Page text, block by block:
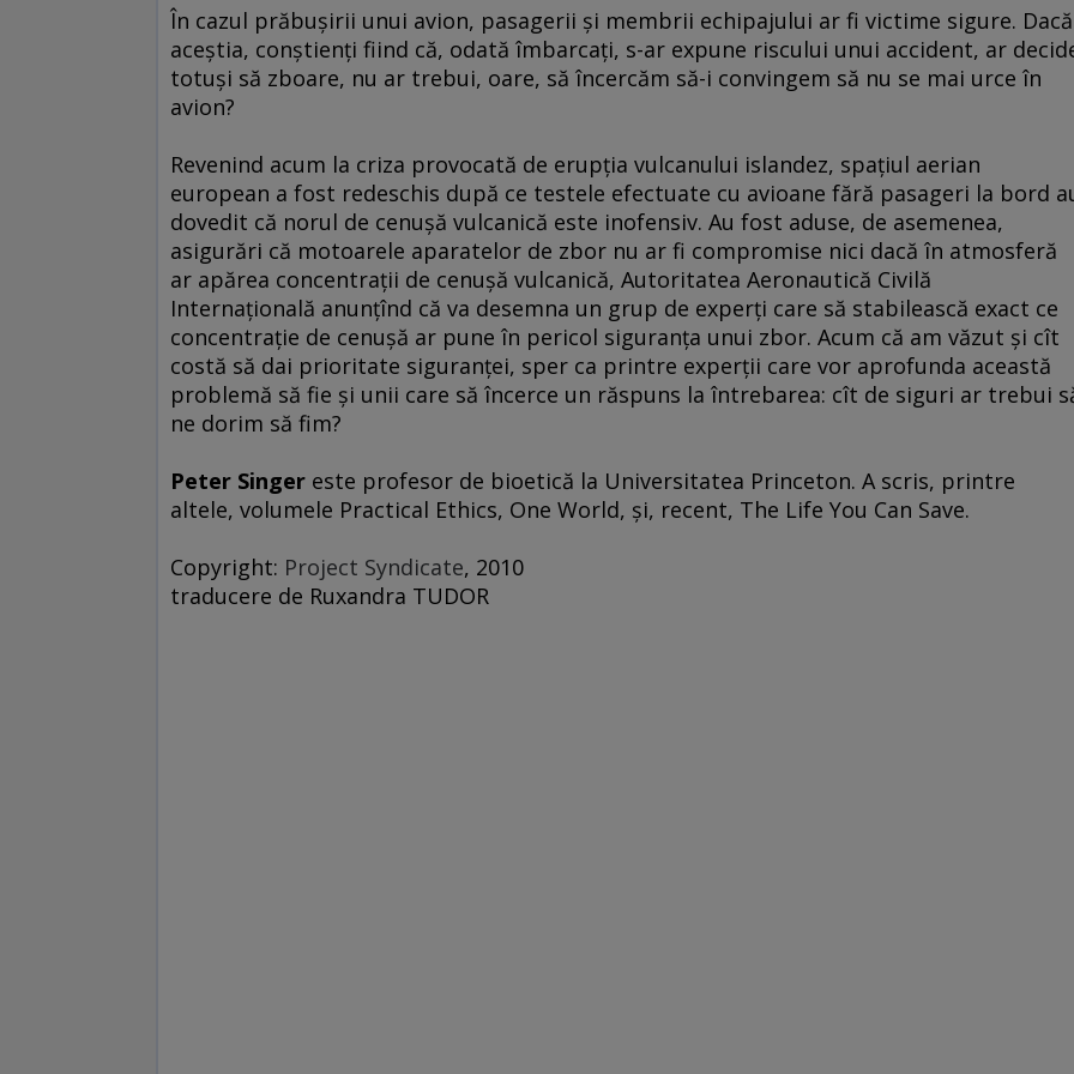
În cazul prăbuşirii unui avion, pasagerii şi membrii echipajului ar fi victime sigure. Dacă
aceştia, conştienţi fiind că, odată îmbarcaţi, s-ar expune riscului unui accident, ar
totuşi să zboare, nu ar trebui, oare, să încercăm să-i convingem să nu se mai urce în
avion?
Revenind acum la criza provocată de erupţia vulcanului islandez, spaţiul aerian
european a fost redeschis după ce testele efectuate cu avioane fără pasageri la bord
dovedit că norul de cenuşă vulcanică este inofensiv. Au fost aduse, de asemenea,
asigurări că motoarele aparatelor de zbor nu ar fi compromise nici dacă în atmosferă
ar apărea concentraţii de cenuşă vulcanică, Autoritatea Aeronautică Civilă
Internaţională anunţînd că va desemna un grup de experţi care să stabilească exact ce
concentraţie de cenuşă ar pune în pericol siguranţa unui zbor. Acum că am văzut şi cît
costă să dai prioritate siguranţei, sper ca printre experţii care vor aprofunda această
problemă să fie şi unii care să încerce un răspuns la întrebarea: cît de siguri ar trebui
ne dorim să fim?
Peter Singer este profesor de bioetică la Universitatea Princeton. A scris, printre
altele, volumele Practical Ethics, One World, şi, recent, The Life You Can Save.
Copyright: Project Syndicate, 2010
traducere de Ruxandra TUDOR